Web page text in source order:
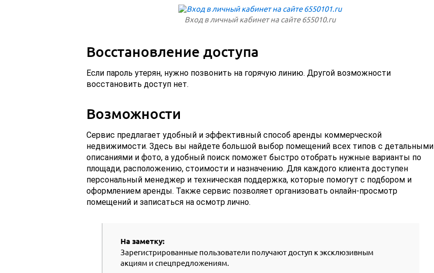
Вход в личный кабинет на сайте 655010.ru
Восстановление доступа
Если пароль утерян, нужно позвонить на горячую линию. Другой возможности
восстановить доступ нет.
Возможности
Сервис предлагает удобный и эффективный способ аренды коммерческой
недвижимости. Здесь вы найдете большой выбор помещений всех типов с детальными
описаниями и фото, а удобный поиск поможет быстро отобрать нужные варианты по
площади, расположению, стоимости и назначению. Для каждого клиента доступен
персональный менеджер и техническая поддержка, которые помогут с подбором и
оформлением аренды. Также сервис позволяет организовать онлайн-просмотр
помещений и записаться на осмотр лично.
На заметку:
Зарегистрированные пользователи получают доступ к эксклюзивным
акциям и спецпредложениям.